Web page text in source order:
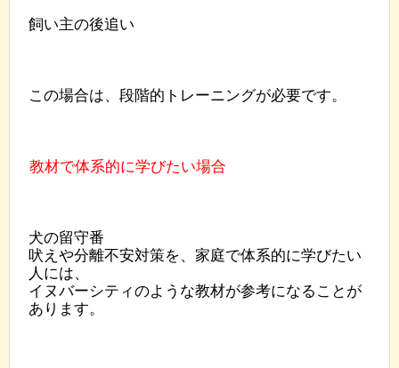
飼い主の後追い
この場合は、段階的トレーニングが必要です。
教材で体系的に学びたい場合
犬の留守番
吠えや分離不安対策を、家庭で体系的に学びたい
人には、
イヌバーシティのような教材が参考になることが
あります。